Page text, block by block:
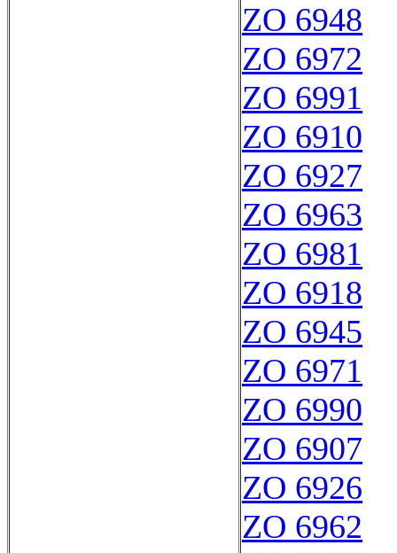
ZO 6948
ZO 6972
ZO 6991
ZO 6910
ZO 6927
ZO 6963
ZO 6981
ZO 6918
ZO 6945
ZO 6971
ZO 6990
ZO 6907
ZO 6926
ZO 6962